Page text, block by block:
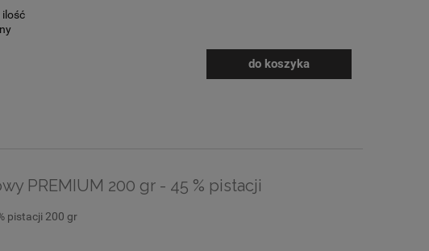
ilość
do koszyka
PREMIUM 200 gr - 45 % pistacji
pistacji 200 gr